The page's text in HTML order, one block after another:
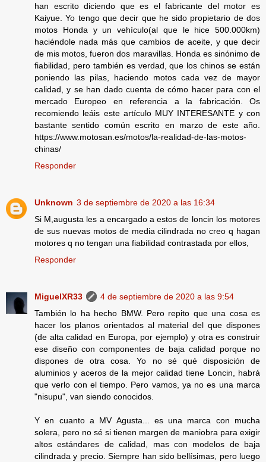
han escrito diciendo que es el fabricante del motor es
Kaiyue. Yo tengo que decir que he sido propietario de dos
motos Honda y un vehículo(al que le hice 500.000km)
haciéndole nada más que cambios de aceite, y que decir
de mis motos, fueron dos maravillas. Honda es sinónimo de
fiabilidad, pero también es verdad, que los chinos se están
poniendo las pilas, haciendo motos cada vez de mayor
calidad, y se han dado cuenta de cómo hacer para con el
mercado Europeo en referencia a la fabricación. Os
recomiendo leáis este artículo MUY INTERESANTE y con
bastante sentido común escrito en marzo de este año.
https://www.motosan.es/motos/la-realidad-de-las-motos-
chinas/
Responder
Unknown 3 de septiembre de 2020 a las 16:34
Si M,augusta les a encargado a estos de loncin los motores
de sus nuevas motos de media cilindrada no creo q hagan
motores q no tengan una fiabilidad contrastada por ellos,
Responder
MiguelXR33
4 de septiembre de 2020 a las 9:54
También lo ha hecho BMW. Pero repito que una cosa es
hacer los planos orientados al material del que dispones
(de alta calidad en Europa, por ejemplo) y otra es construir
ese diseño con componentes de baja calidad porque no
dispones de otra cosa. Yo no sé qué disposición de
aluminios y aceros de la mejor calidad tiene Loncin, habrá
que verlo con el tiempo. Pero vamos, ya no es una marca
"nisupu", van siendo conocidos.
Y en cuanto a MV Agusta... es una marca con mucha
solera, pero no sé si tienen margen de maniobra para exigir
altos estándares de calidad, mas con modelos de baja
cilindrada y precio. Siempre han sido bellísimas, pero luego